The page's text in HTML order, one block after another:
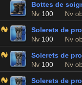
Bottes de
Nv 100 Nv
Solerets de
Nv 100 Nv
Solerets de
Nv 100 Nv
Solerets de